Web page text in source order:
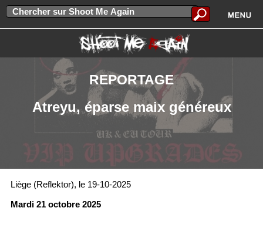
REPORTAGE
Atreyu, éparse maix généreux
Liège (Reflektor), le 19-10-2025
Mardi 21 octobre 2025